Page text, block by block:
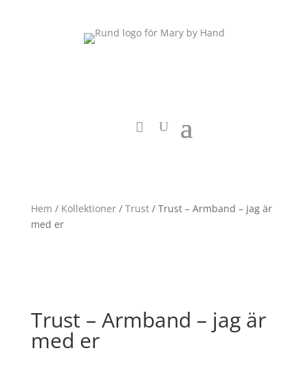
Hem / Kollektioner/ Trust/ Trust – Armband – jag är
med er
Trust – Armband – jag är
med er